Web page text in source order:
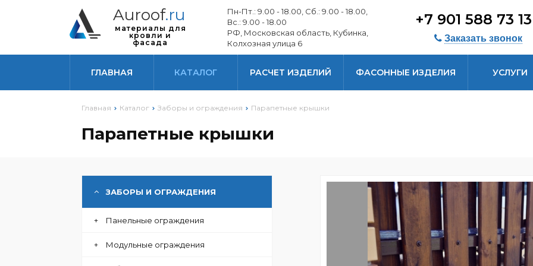
Auroof.ru
материалы для
кровли и
фасада
Пн-Пт.: 9.00 - 18.00, Сб.: 9.00 - 18.00,
Вс.: 9.00 - 18.00
РФ, Московская область, Кубинка,
Колхозная улица 6
+7 901 588 73 13
Заказать звонок
ГЛАВНАЯ КАТАЛОГ РАСЧЕТ ИЗДЕЛИЙ ФАСОННЫЕ ИЗДЕЛИЯ УСЛУГИ
Главная Каталог Заборы и ограждения Парапетные крышки
Парапетные крышки
СОФИТЫ
ЭЛЕМЕНТЫ БЕЗОПАСНОСТИ
ИЗОЛЯЦИОННЫЕ МАТЕРИАЛЫ
ЗАБОРЫ И ОГРАЖДЕНИЯ
Панельные ограждения
+
Модульные ограждения
+